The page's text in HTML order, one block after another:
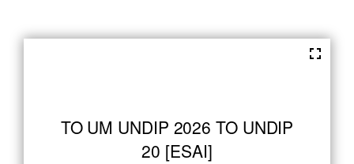
TO UM UNDIP 2026 TO UNDIP
20 [ESAI]